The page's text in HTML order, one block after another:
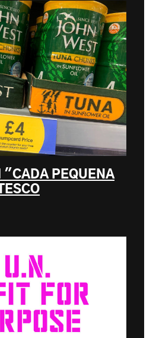
"CADA PEQUENA